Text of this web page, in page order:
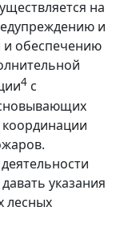
на
и
и обеспечению
4 с
указания
лесных